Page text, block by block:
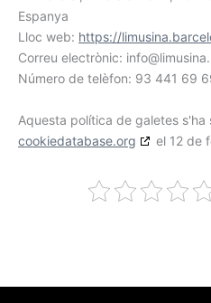
Espanya
Lloc web: https://
Correu electrònic: info@
Número de telèfon: 93 441 69
Aquesta política de galetes s'ha
cookiedatabase.org
el 12 de